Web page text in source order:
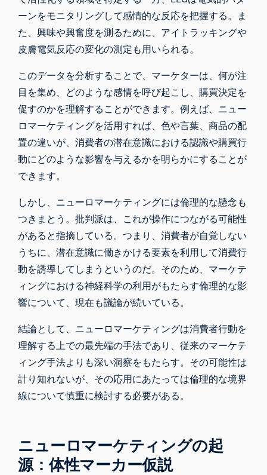
ーンをモニタリングして感情的な反応を把握する。ま
た、興味や興奮度を測るために、アイトラッキングや
皮膚電気反応の変化の測定も用いられる。
このデータを分析することで、マーケターは、何が注
目を集め、どのような感情を呼び起こし、購買決定を
促すのかを理解することができます。例えば、ニュー
ロマーケティングを活用すれば、色や言葉、商品の配
置の違いが、消費者の潜在意識における認識や購買行
動にどのような影響を与えるかを明らかにすることが
できます。
しかし、ニューロマーケティングには倫理的な懸念も
つきまとう。批判派は、これが操作につながる可能性
があると指摘している。つまり、消費者が自覚しない
うちに、潜在意識に働きかける要素を利用して消費行
動を誘導してしまうというのだ。そのため、マーケテ
ィングにおける神経科学の利用がもたらす倫理的な影
響について、現在も議論が続いている。
結論として、ニューロマーケティングは消費者行動を
理解する上での最先端の手法であり、従来のマーケテ
ィング手法よりも深い洞察をもたらす。その可能性は
計り知れないが、その応用にあたっては倫理的な境界
線について慎重に検討する必要がある。
ニューロマーケティングの起
源：体性マーカー仮説